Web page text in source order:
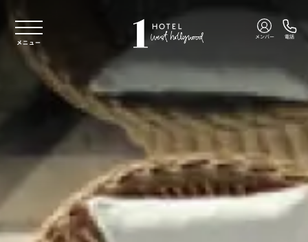
本文へスキップ
メニュー
メンバー 電話